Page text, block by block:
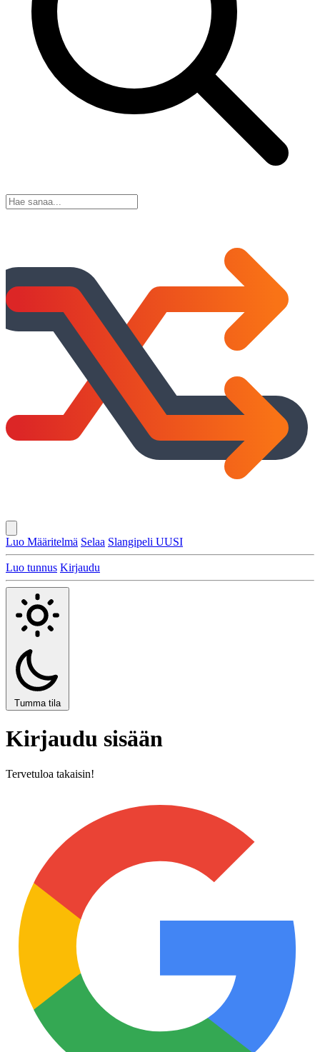
Luo Määritelmä Selaa Slangipeli UUSI
Luo tunnus Kirjaudu
Tumma tila
Kirjaudu sisään
Tervetuloa takaisin!